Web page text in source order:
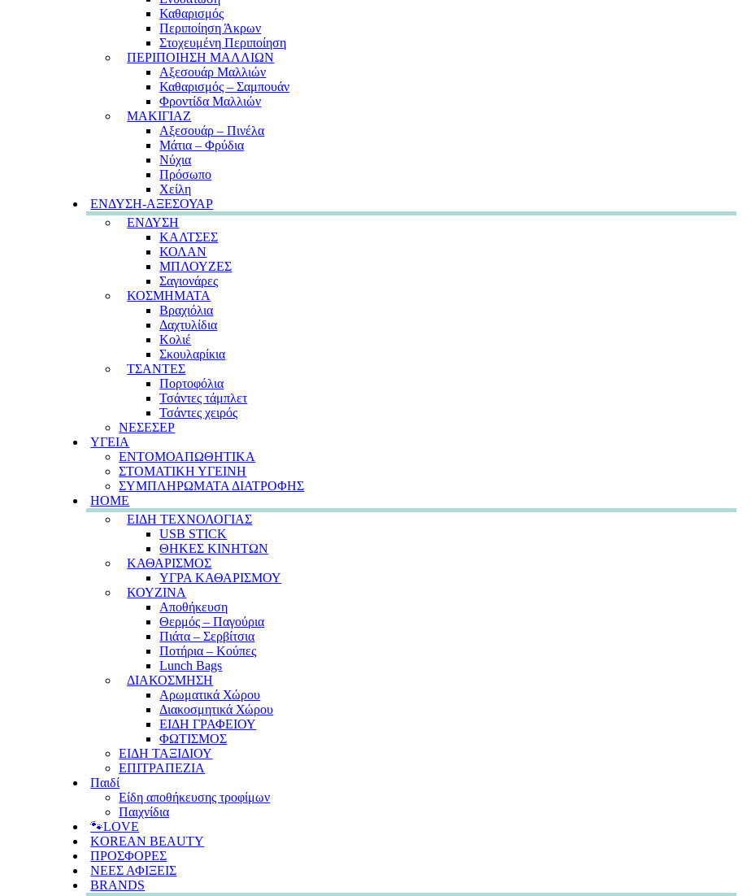
Καθαρισμός
Περιποίηση Άκρων
Στοχευμένη Περιποίηση
ΠΕΡΙΠΟΙΗΣΗ ΜΑΛΛΙΩΝ
Αξεσουάρ Μαλλιών
Καθαρισμός – Σαμπουάν
Φροντίδα Μαλλιών
ΜΑΚΙΓΙΑΖ
Αξεσουάρ – Πινέλα
Μάτια – Φρύδια
Νύχια
Πρόσωπο
Χείλη
ΕΝΔΥΣΗ-ΑΞΕΣΟΥΑΡ
ΕΝΔΥΣΗ
ΚΑΛΤΣΕΣ
ΚΟΛΑΝ
ΜΠΛΟΥΖΕΣ
Σαγιονάρες
ΚΟΣΜΗΜΑΤΑ
Βραχιόλια
Δαχτυλίδια
Κολιέ
Σκουλαρίκια
ΤΣΑΝΤΕΣ
Πορτοφόλια
Τσάντες τάμπλετ
Τσάντες χειρός
ΝΕΣΕΣΕΡ
ΥΓΕΙΑ
ΕΝΤΟΜΟΑΠΩΘΗΤΙΚΑ
ΣΤΟΜΑΤΙΚΗ ΥΓΕΙΝΗ
ΣΥΜΠΛΗΡΩΜΑΤΑ ΔΙΑΤΡΟΦΗΣ
HOME
ΕΙΔΗ ΤΕΧΝΟΛΟΓΙΑΣ
USB STICK
ΘΗΚΕΣ ΚΙΝΗΤΩΝ
ΚΑΘΑΡΙΣΜΟΣ
ΥΓΡΑ ΚΑΘΑΡΙΣΜΟΥ
ΚΟΥΖΙΝΑ
Αποθήκευση
Θερμός – Παγούρια
Πιάτα – Σερβίτσια
Ποτήρια – Κούπες
Lunch Bags
ΔΙΑΚΟΣΜΗΣΗ
Αρωματικά Χώρου
Διακοσμητικά Χώρου
ΕΙΔΗ ΓΡΑΦΕΙΟΥ
ΦΩΤΙΣΜΟΣ
ΕΙΔΗ ΤΑΞΙΔΙΟΥ
ΕΠΙΤΡΑΠΕΖΙΑ
Παιδί
Είδη αποθήκευσης τροφίμων
Παιχνίδια
🐾LOVE
KOREAN BEAUTY
ΠΡΟΣΦΟΡΕΣ
ΝΕΕΣ ΑΦΙΞΕΙΣ
BRANDS